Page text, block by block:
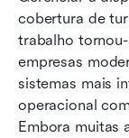
cobertura de
trabalho
empresas
sistemas mais
operacional
Embora muitas
Lista
Como